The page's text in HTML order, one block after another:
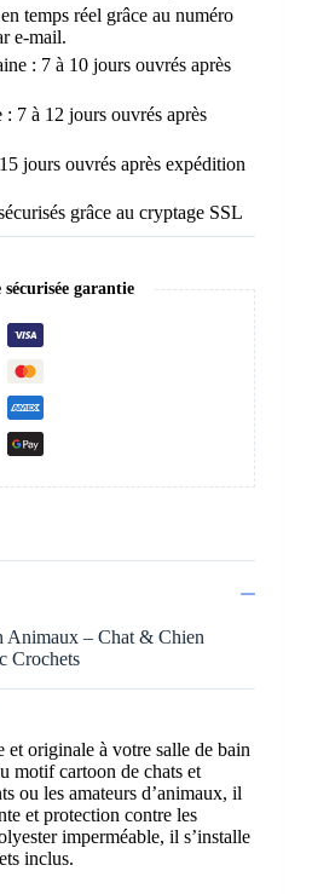
temps réel grâce au numéro
e-mail.
: 7 à 10 jours ouvrés après
7 à 12 jours ouvrés après
jours ouvrés après expédition
grâce au cryptage SSL
garantie
Animaux – Chat & Chien
Crochets
originale à votre salle de bain
motif cartoon de chats et
ou les amateurs d’animaux, il
et protection contre les
imperméable, il s’installe
inclus.